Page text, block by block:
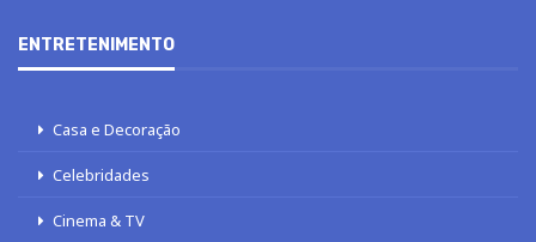
ENTRETENIMENTO
Casa e Decoração
Celebridades
Cinema & TV